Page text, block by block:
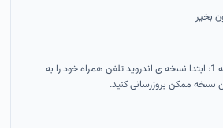
بخیر
مرحله 1: ابتدا نسخه ی اندروید تلفن همراه خود را به
نسخه ممکن بروزرسانی کنید.